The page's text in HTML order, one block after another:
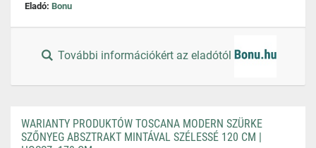
Eladó: Bonu
További információkért az eladótól
WARIANTY PRODUKTÓW TOSCANA MODERN SZÜRKE
SZŐNYEG ABSZTRAKT MINTÁVAL SZÉLESSÉ 120 CM |